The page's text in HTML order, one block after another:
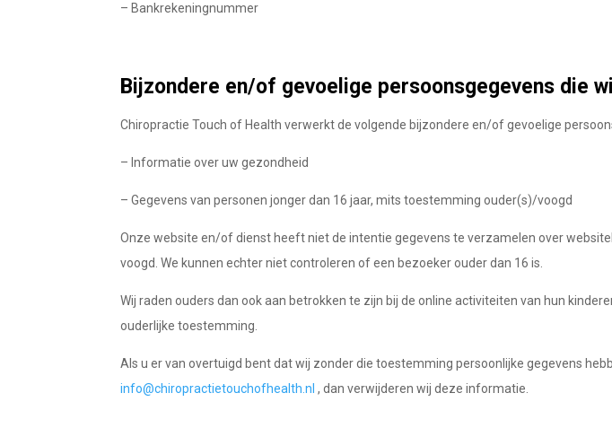
– Bankrekeningnummer
Bijzondere en/of gevoelige persoonsgegevens die
Chiropractie Touch of Health verwerkt de volgende bijzondere en/of gevoelige
– Informatie over uw gezondheid
– Gegevens van personen jonger dan 16 jaar, mits toestemming ouder(s)/voogd
Onze website en/of dienst heeft niet de intentie gegevens te verzamelen over
voogd. We kunnen echter niet controleren of een bezoeker ouder dan 16 is.
Wij raden ouders dan ook aan betrokken te zijn bij de online activiteiten van hun
ouderlijke toestemming.
Als u er van overtuigd bent dat wij zonder die toestemming persoonlijke gegevens
info@chiropractietouchofhealth.nl , dan verwijderen wij deze informatie.